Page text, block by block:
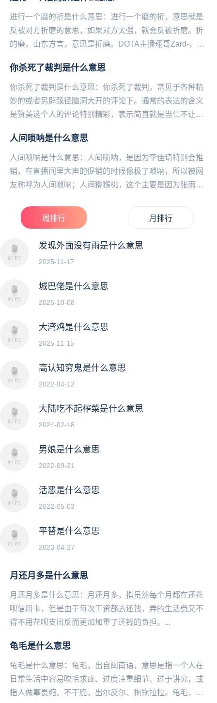
进行一个磨的折是什么意思：进行一个磨的折，意思就是
反被对方折磨的意思，如果对方太强，就会反被折磨。折
的磨，山东方言，意思是折磨。DOTA主播翔哥Zard-，在
你杀死了裁判是什么意思
你杀死了裁判是什么意思：你杀死了裁判，常见于各种精
妙的或者另辟蹊径脑洞大开的评论下。通常的表达的含义
是赞美这个人的评论特别精彩，表示简直就是当仁不让当
杀...
人间唢呐是什么意思
人间唢呐是什么意思：人间唢呐，是因为李佳琦特别会推
销，在直播间里大声的促销的时候像极了唢呐，所以被网
友称呼为人间唢呐；人间猕猴桃，这个主要是因为张雨绮
猕...
周排行 月排行
发现外面没有雨是什么意思
2025-11-17
城巴佬是什么意思
2025-10-08
大湾鸡是什么意思
2025-11-15
高认知穷鬼是什么意思
2022-04-12
大陆吃不起榨菜是什么意思
2024-02-18
男娘是什么意思
2022-09-21
活恶是什么意思
2022-05-03
平替是什么意思
2023-04-27
月还月多是什么意思
月还月多是什么意思：月还月多，指虽然每个月都在还花
呗信用卡，但是由于每次工资都去还钱，弄的生活费又不
得‌‌‌‌‌‌‌‌‌‌不用花呗支出反而更加加重了还钱的负担。...
龟毛是什么意思
龟毛是什么意思：龟毛，出自闽南语，意思是指一个人在
日常生活中容易吹毛求疵、过度注重细节、过于讲究，或
指人做事畏缩、不干脆，出尔反尔、拖拖拉拉。龟毛，是